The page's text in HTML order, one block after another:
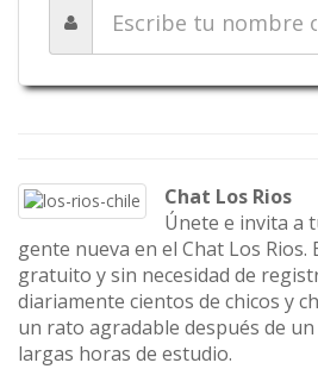
Chat Los Rios
Únete e invita a
gente nueva en el Chat Los Rios.
gratuito y sin necesidad de
diariamente cientos de chicos y
un rato agradable después de
largas horas de estudio.